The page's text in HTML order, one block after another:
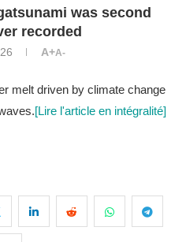
was second
recorded
A+A-
melt driven by climate change
[Lire l'article en intégralité]